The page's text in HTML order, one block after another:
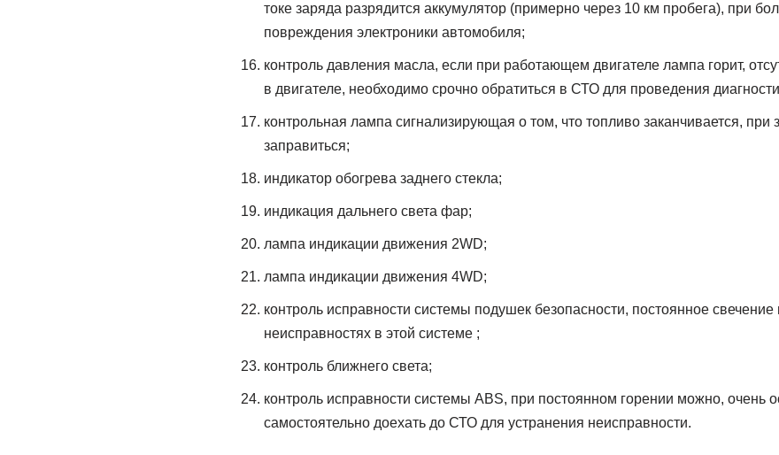
токе заряда разрядится аккумулятор (примерно через 10 км пробега), при
повреждения электроники автомобиля;
контроль давления масла, если при работающем двигателе лампа горит,
в двигателе, необходимо срочно обратиться в СТО для проведения
контрольная лампа сигнализирующая о том, что топливо заканчивается, при
заправиться;
индикатор обогрева заднего стекла;
индикация дальнего света фар;
лампа индикации движения 2WD;
лампа индикации движения 4WD;
контроль исправности системы подушек безопасности, постоянное свечение
неисправностях в этой системе ;
контроль ближнего света;
контроль исправности системы ABS, при постоянном горении можно, очень
самостоятельно доехать до СТО для устранения неисправности.